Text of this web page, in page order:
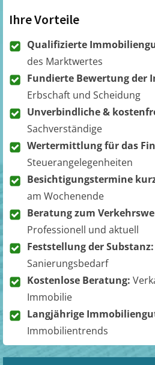
Ihre Vorteile
Qualifizierte
des Marktwertes
Fundierte Bewertung der
Erbschaft und Scheidung
Unverbindliche &
Sachverständige
Wertermittlung für das
Steuerangelegenheiten
Besichtigungstermine
am Wochenende
Beratung zum
Professionell und aktuell
Feststellung der Substanz:
Sanierungsbedarf
Kostenlose Beratung:
Immobilie
Langjährige
Immobilientrends